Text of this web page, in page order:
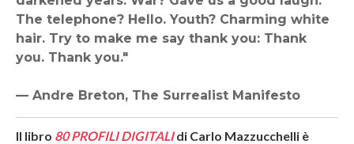
The telephone? Hello. Youth? Charming white
hair. Try to make me say thank you: Thank
you. Thank you."
— Andre Breton, The Surrealist Manifesto
Il libro 80 PROFILI DIGITALI di Carlo Mazzucchelli è